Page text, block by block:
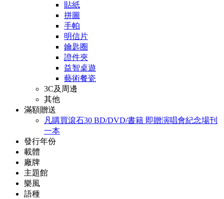
貼紙
拼圖
手帕
明信片
鑰匙圈
證件夾
益智桌遊
藝術餐瓷
3C及周邊
其他
滿額贈送
凡購買滾石30 BD/DVD/書籍 即贈演唱會紀念場刊
一本
發行年份
載體
廠牌
主題館
樂風
語種